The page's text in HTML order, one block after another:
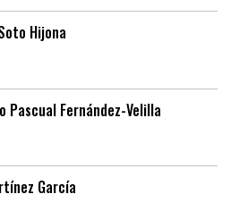
Hijona
Pascual Fernández-Velilla
García